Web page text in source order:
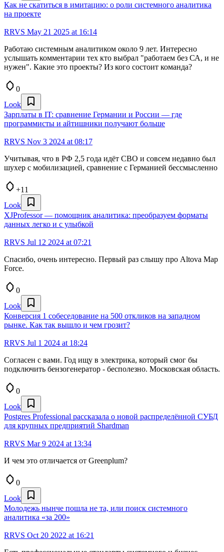
Как не скатиться в имитацию: о роли системного аналитика
на проекте
RRVS May 21 2025 at 16:14
Работаю системным аналитиком около 9 лет. Интересно
услышать комментарии тех кто выбрал "работаем без СА, и не
нужен". Какие это проекты? Из кого состоит команда?
0
Look
Зарплаты в IT: сравнение Германии и России — где
программисты и айтишники получают больше
RRVS Nov 3 2024 at 08:17
Учитывая, что в РФ 2,5 года идёт СВО и совсем недавно был
шухер с мобилизацией, сравнение с Германией бессмысленно
+11
Look
XJProfessor — помощник аналитика: преобразуем форматы
данных легко и с улыбкой
RRVS Jul 12 2024 at 07:21
Спасибо, очень интересно. Первый раз слышу про Altova Map
Force.
0
Look
Конверсия 1 собеседование на 500 откликов на западном
рынке. Как так вышло и чем грозит?
RRVS Jul 1 2024 at 18:24
Согласен с вами. Год ищу в электрика, который смог бы
подключить бензогенератор - бесполезно. Московская область.
0
Look
Postgres Professional рассказала о новой распределённой СУБД
для крупных предприятий Shardman
RRVS Mar 9 2024 at 13:34
И чем это отличается от Greenplum?
0
Look
Молодежь нынче пошла не та, или поиск системного
аналитика «за 200»
RRVS Oct 20 2022 at 16:21